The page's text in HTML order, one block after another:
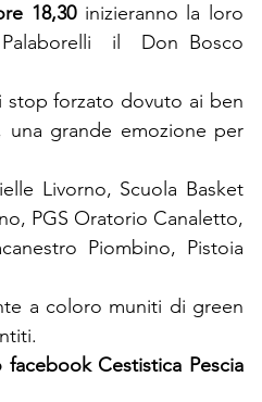
18,30 inizieranno la loro
il  Don Bosco
stop forzato dovuto ai ben
una grande emozione per
Livorno, Scuola Basket
PGS Oratorio Canaletto,
Piombino, Pistoia
a coloro muniti di green
Cestistica Pescia